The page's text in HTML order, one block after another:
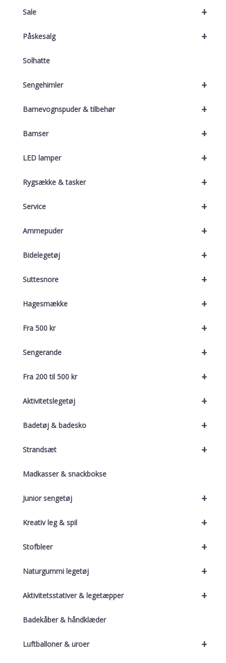
+
Sale
+
Påskesalg
Solhatte
+
Sengehimler
+
Barnevognspuder & tilbehør
+
Bamser
+
LED lamper
+
Rygsække & tasker
+
Service
+
Ammepuder
+
Bidelegetøj
+
Suttesnore
+
Hagesmække
+
Fra 500 kr
+
Sengerande
+
Fra 200 til 500 kr
+
Aktivitetslegetøj
+
Badetøj & badesko
+
Strandsæt
Madkasser & snackbokse
+
Junior sengetøj
+
Kreativ leg & spil
+
Stofbleer
+
Naturgummi legetøj
+
Aktivitetsstativer & legetæpper
Badekåber & håndklæder
+
Luftballoner & uroer